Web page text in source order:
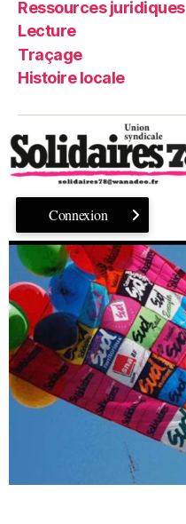
Ressources juridiques
Lecture
Traçage
Histoire locale
Connexion